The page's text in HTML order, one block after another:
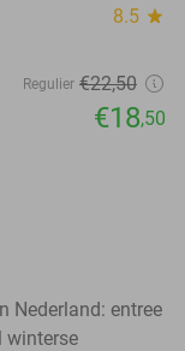
8.5 star
Regulier €22,50
€18,50
Nederland: entree
winterse